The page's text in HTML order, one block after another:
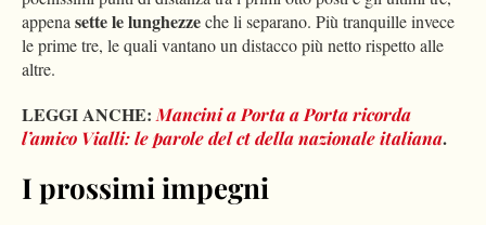
appenasette le lunghezzeche li separano. Più tranquille invece
le prime tre, le quali vantano un distacco più netto rispetto alle
altre.
LEGGI ANCHE:Mancini a Porta a Porta ricorda
l’amico Vialli: le parole del ct della nazionale italiana.
I prossimi impegni